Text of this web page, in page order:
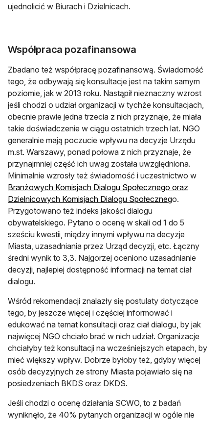
ujednolicić w Biurach i Dzielnicach.
Współpraca pozafinansowa
Zbadano też współpracę pozafinansową. Świadomość
tego, że odbywają się konsultacje jest na takim samym
poziomie, jak w 2013 roku. Nastąpił nieznaczny wzrost
jeśli chodzi o udział organizacji w tychże konsultacjach,
obecnie prawie jedna trzecia z nich przyznaje, że miała
takie doświadczenie w ciągu ostatnich trzech lat. NGO
generalnie mają poczucie wpływu na decyzje Urzędu
m.st. Warszawy, ponad połowa z nich przyznaje, że
przynajmniej część ich uwag została uwzględniona.
Minimalnie wzrosły też świadomość i uczestnictwo w
Branżowych Komisjach Dialogu Społecznego oraz
Dzielnicowych Komisjach Dialogu Społecznegotwiera się
o.
Przygotowano też indeks jakości dialogu
obywatelskiego. Pytano o ocenę w skali od 1 do 5
sześciu kwestii, między innymi wpływu na decyzje
Miasta, uzasadniania przez Urząd decyzji, etc. Łączny
średni wynik to 3,3. Najgorzej oceniono uzasadnianie
decyzji, najlepiej dostępność informacji na temat ciał
dialogu.
Wśród rekomendacji znalazły się postulaty dotyczące
tego, by jeszcze więcej i częściej informować i
edukować na temat konsultacji oraz ciał dialogu, by jak
najwięcej NGO chciało brać w nich udział. Organizacje
chciałyby też konsultacji na wcześniejszych etapach, by
mieć większy wpływ. Dobrze byłoby też, gdyby więcej
osób decyzyjnych ze strony Miasta pojawiało się na
posiedzeniach BKDS oraz DKDS.
Jeśli chodzi o ocenę działania SCWO, to z badań
wyniknęło, że 40% pytanych organizacji w ogóle nie